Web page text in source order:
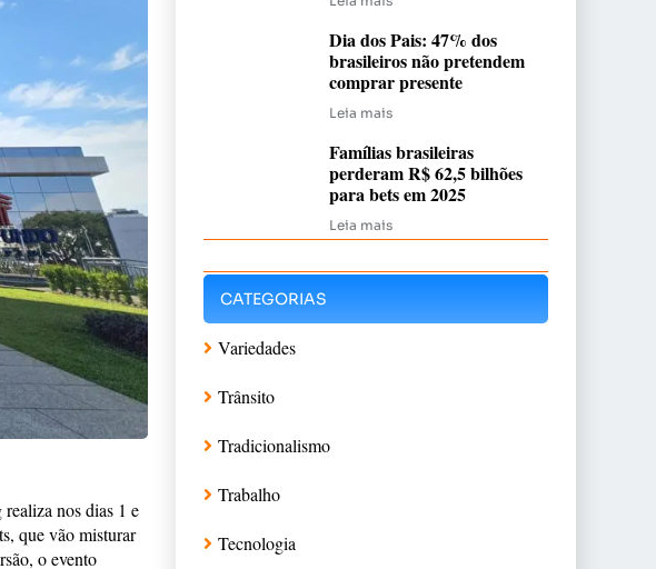
nos dias 1 e
que vão misturar
o evento
Dia dos Pais: 47% dos
brasileiros não pretendem
comprar presente
Leia mais
Famílias brasileiras
perderam R$ 62,5 bilhões
para bets em 2025
Leia mais
CATEGORIAS
Variedades
Trânsito
Tradicionalismo
Trabalho
Tecnologia